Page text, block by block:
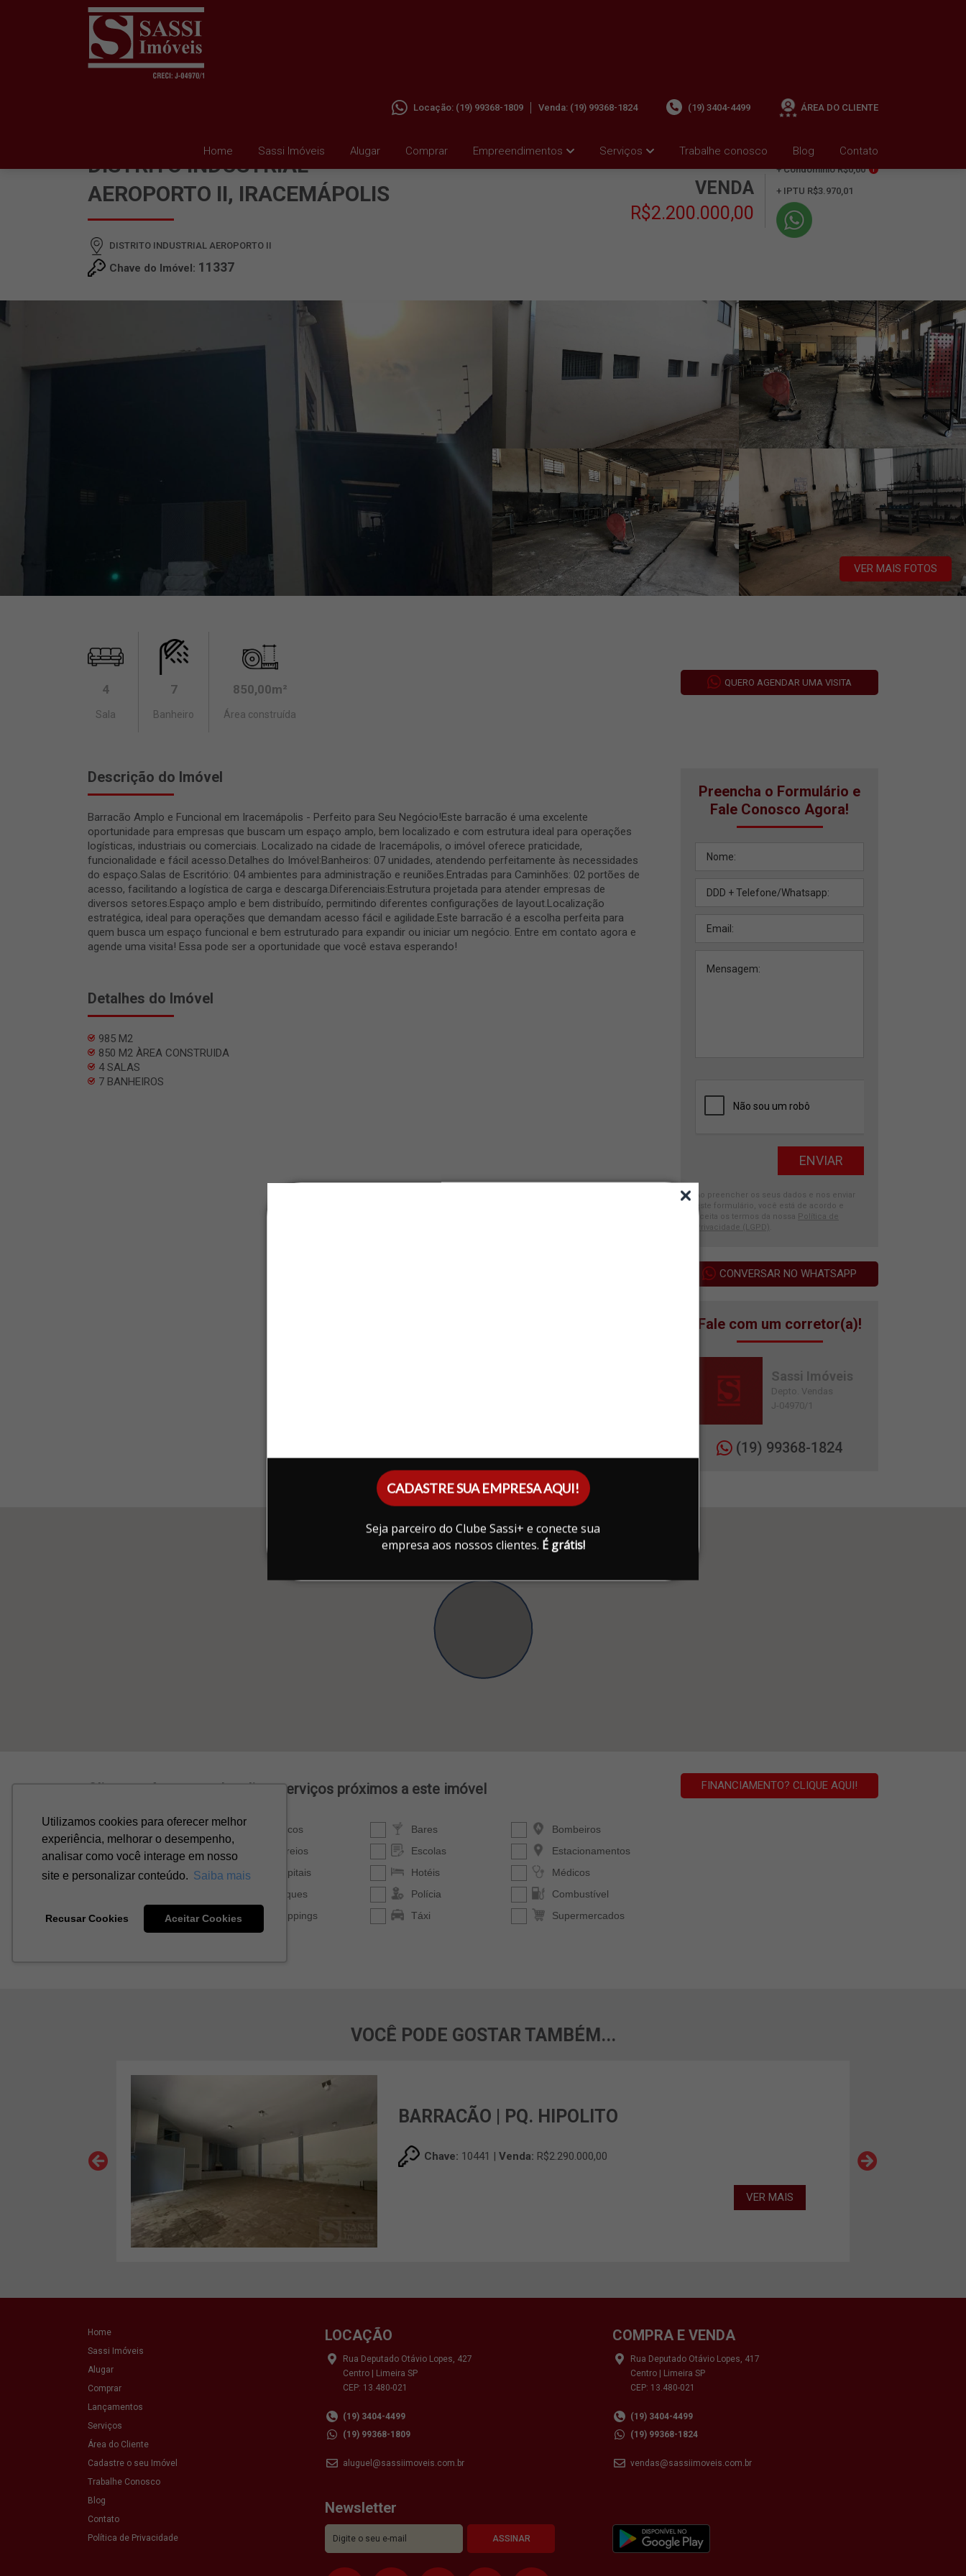
CADASTRE SUA EMPRESA AQUI!
Seja parceiro do Clube Sassi+ e conecte sua
empresa aos nossos clientes. É grátis!
Home Sassi Imóveis Alugar Comprar Empreendimentos Serviços Trabalhe conosco Blog Contato
Locação: (19) 99368-1809 Venda: (19) 99368-1824 (19) 3404-4499 ÁREA DO CLIENTE
DISTRITO INDUSTRIAL
AEROPORTO II, IRACEMÁPOLIS
DISTRITO INDUSTRIAL AEROPORTO II
Chave do Imóvel: 11337
VENDA
R$2.200.000,00
+ Condomínio R$0,00 i
+ IPTU R$3.970,01
VER MAIS FOTOS
4
Sala
7
Banheiro
850,00m²
Área construída
QUERO AGENDAR UMA VISITA
Descrição do Imóvel
Barracão Amplo e Funcional em Iracemápolis - Perfeito para Seu Negócio!Este barracão é uma excelente
oportunidade para empresas que buscam um espaço amplo, bem localizado e com estrutura ideal para operações
logísticas, industriais ou comerciais. Localizado na cidade de Iracemápolis, o imóvel oferece praticidade,
funcionalidade e fácil acesso.Detalhes do Imóvel:Banheiros: 07 unidades, atendendo perfeitamente às necessidades
do espaço.Salas de Escritório: 04 ambientes para administração e reuniões.Entradas para Caminhões: 02 portões de
acesso, facilitando a logística de carga e descarga.Diferenciais:Estrutura projetada para atender empresas de
diversos setores.Espaço amplo e bem distribuído, permitindo diferentes configurações de layout.Localização
estratégica, ideal para operações que demandam acesso fácil e agilidade.Este barracão é a escolha perfeita para
quem busca um espaço funcional e bem estruturado para expandir ou iniciar um negócio. Entre em contato agora e
agende uma visita! Essa pode ser a oportunidade que você estava esperando!
Detalhes do Imóvel
985 M2
850 M2 ÀREA CONSTRUIDA
4 SALAS
7 BANHEIROS
Preencha o Formulário e
Fale Conosco Agora!
Ao preencher os seus dados e nos enviar
este formulário, você está de acordo e
aceita os termos da nossa
Política de
Privacidade (LGPD)
CONVERSAR NO WHATSAPP
Fale com um corretor(a)!
Sassi Imóveis
Depto. Vendas
J-04970/1
(19) 99368-1824
VOCÊ PODE GOSTAR TAMBÉM...
BARRACÃO | PQ. HIPOLITO
Chave: 10441 |Venda: R$2.290.000,00
VER MAIS
Home
Sassi Imóveis
Alugar
Comprar
Lançamentos
Serviços
Área do Cliente
Cadastre o seu Imóvel
Trabalhe Conosco
Blog
Contato
Política de Privacidade
LOCAÇÃO
Rua Deputado Otávio Lopes, 427
Centro | Limeira SP
CEP: 13.480-021
(19) 3404-4499
(19) 99368-1809
aluguel@sassiimoveis.com.br
COMPRA E VENDA
Rua Deputado Otávio Lopes, 417
Centro | Limeira SP
CEP: 13.480-021
(19) 3404-4499
(19) 99368-1824
vendas@sassiimoveis.com.br
Newsletter